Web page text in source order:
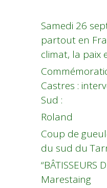
Samedi 26
partout en
climat, la paix
Castres :
Sud :
Roland
Coup de
du sud du
“BÂTISSEURS
Marestaing